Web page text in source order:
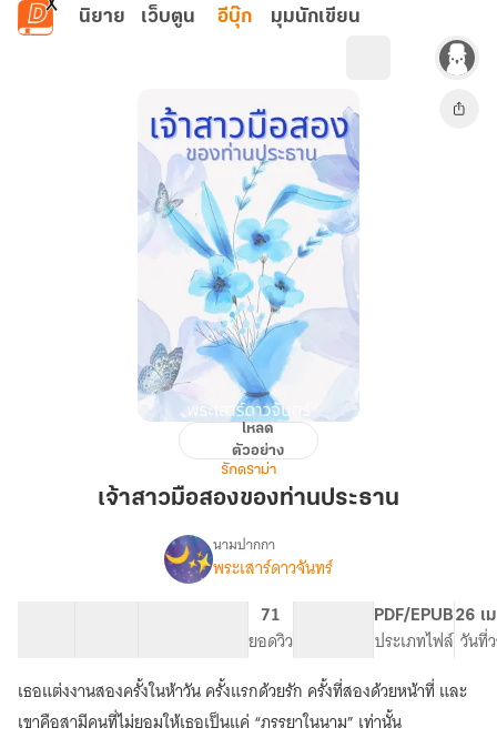
ข้ามไปยังเนื้อหาหลัก
นิยาย เว็บตูน อีบุ๊ก มุมนักเขียน
มือ
ของ
ท่าน
โหลด
ตัวอย่าง
รักดราม่า
เจ้าสาวมือสองของท่านประธาน
เรื่อง
สาว
มือ
สอง
ของ
ท่าน
ประธาน
นามปากกา
พระเสาร์ดาวจันทร์
71
ยอดวิว
PDF/EPUB
ประเภทไฟล์
26 เ
วันที่
เธอแต่งงานสองครั้งในห้าวัน ครั้งแรกด้วยรัก ครั้งที่สองด้วยหน้าที่ และ
เขาคือสามีคนที่ไม่ยอมให้เธอเป็นแค่ “ภรรยาในนาม” เท่านั้น